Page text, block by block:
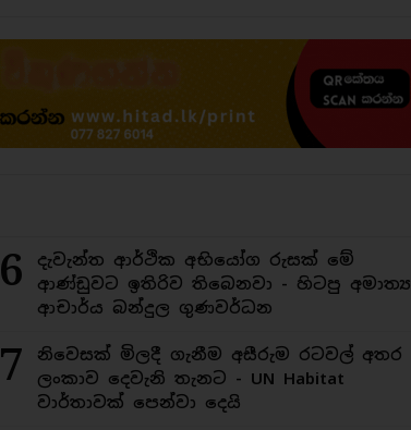
6
දැවැන්ත ආර්ථික අභියෝග රුසක් මේ
ආණ්ඩුවට ඉතිරිව තිබෙනවා - හිටපු අමාත්‍ය
ආචාර්ය බන්දුල ගුණවර්ධන
7
නිවෙසක් මිලදී ගැනීම අසීරුම රටවල් අතර
ලංකාව දෙවැනි තැනට - UN Habitat
වාර්තාවක් පෙන්වා දෙයි